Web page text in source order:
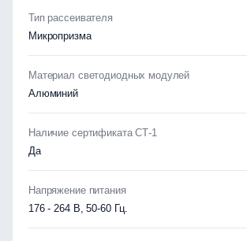
Тип рассеивателя
Микропризма
Материал светодиодных модулей
Алюминий
Наличие сертификата СТ-1
Да
Напряжение питания
176 - 264 В, 50-60 Гц.